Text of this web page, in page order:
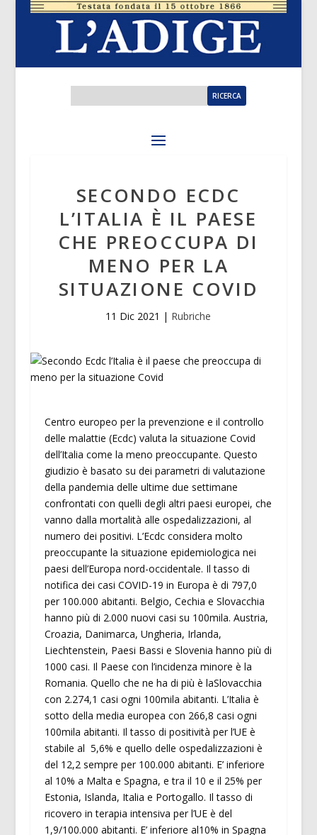
SECONDO ECDC
L’ITALIA È IL PAESE
CHE PREOCCUPA DI
MENO PER LA
SITUAZIONE COVID
11 Dic 2021 | Rubriche
Centro europeo per la prevenzione e il controllo
delle malattie (Ecdc) valuta la situazione Covid
dell’Italia come la meno preoccupante. Questo
giudizio è basato su dei parametri di valutazione
della pandemia delle ultime due settimane
confrontati con quelli degli altri paesi europei, che
vanno dalla mortalità alle ospedalizzazioni, al
numero dei positivi. L’Ecdc considera molto
preoccupante la situazione epidemiologica nei
paesi dell’Europa nord-occidentale. Il tasso di
notifica dei casi COVID-19 in Europa è di 797,0
per 100.000 abitanti. Belgio, Cechia e Slovacchia
hanno più di 2.000 nuovi casi su 100mila. Austria,
Croazia, Danimarca, Ungheria, Irlanda,
Liechtenstein, Paesi Bassi e Slovenia hanno più di
1000 casi. Il Paese con l’incidenza minore è la
Romania. Quello che ne ha di più è laSlovacchia
con 2.274,1 casi ogni 100mila abitanti. L’Italia è
sotto della media europea con 266,8 casi ogni
100mila abitanti. Il tasso di positività per l’UE è
stabile al 5,6% e quello delle ospedalizzazioni è
del 12,2 sempre per 100.000 abitanti. E’ inferiore
al 10% a Malta e Spagna, e tra il 10 e il 25% per
Estonia, Islanda, Italia e Portogallo. Il tasso di
ricovero in terapia intensiva per l’UE è del
1,9/100.000 abitanti. E’ inferiore al10% in Spagna